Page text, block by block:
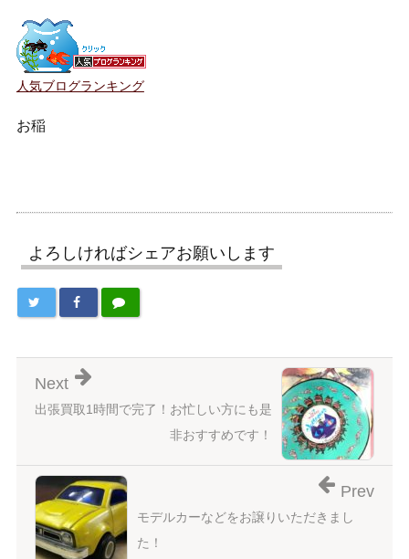
人気ブログランキング
お稲
よろしければシェアお願いします
出張買取1時間で完了！お忙しい方にも是
非おすすめです！
Next
モデルカーなどをお譲りいただきまし
た！
Prev